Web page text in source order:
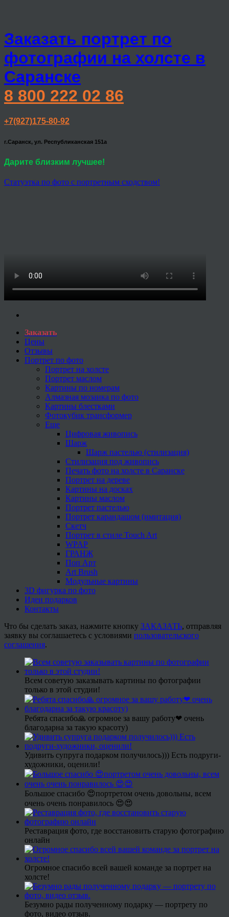
Заказать портрет по
фотографии на холсте в
Саранске
8 800 222 02 86
+7(927)175-80-92
г.Саранск, ул. Республиканская 151а
Дарите близким лучшее!
Статуэтка по фото с портретным сходством!
Заказать
Цены
Отзывы
Портрет по фото
Портрет на холсте
Портрет маслом
Картины по номерам
Алмазная мозаика по фото
Картины блестками
Фотокубик трансформер
Еще
Цифровая живопись
Шарж
Шарж пастелью (стилизация)
Стилизация под живопись
Печать фото на холсте в Саранске
Портрет на дереве
Картины на досках
Картины маслом
Портрет пастелью
Портрет карандашом (имитация)
Скетч
Портрет в стиле Touch Art
WPAP
ГРАНЖ
Поп Арт
Art Brush
Модульные картины
3D фигурка по фото
Идеи подарков
Контакты
Что бы сделать заказ, нажмите кнопку ЗАКАЗАТЬ, отправляя
заявку вы соглашаетесь с условиями пользовательского
соглашения.
Всем советую заказывать картины по фотографии
только в этой студии!
Ребята спасибо🙏 огромное за вашу работу❤ очень
благодарна за такую красоту)
Удивить супруга подарком получилось))) Есть подруги-
художники, оценили!
Большое спасибо 😍портретом очень довольны, всем
очень очень понравилось 😍😍
Реставрация фото, где восстановить старую фотографию
онлайн
Огромное спасибо всей вашей команде за портрет на
холсте!
Безумно рады полученному подарку — портрету по
фото, видео отзыв.